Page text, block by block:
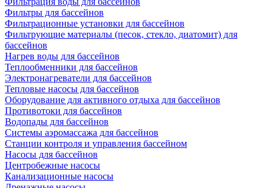
Фильтры для бассейнов
Фильтрационные установки для бассейнов
Фильтрующие материалы (песок, стекло, диатомит) для
бассейнов
Нагрев воды для бассейнов
Теплообменники для бассейнов
Электронагреватели для бассейнов
Тепловые насосы для бассейнов
Оборудование для активного отдыха для бассейнов
Противотоки для бассейнов
Водопады для бассейнов
Системы аэромассажа для бассейнов
Станции контроля и управления бассейном
Насосы для бассейнов
Центробежные насосы
Канализационные насосы